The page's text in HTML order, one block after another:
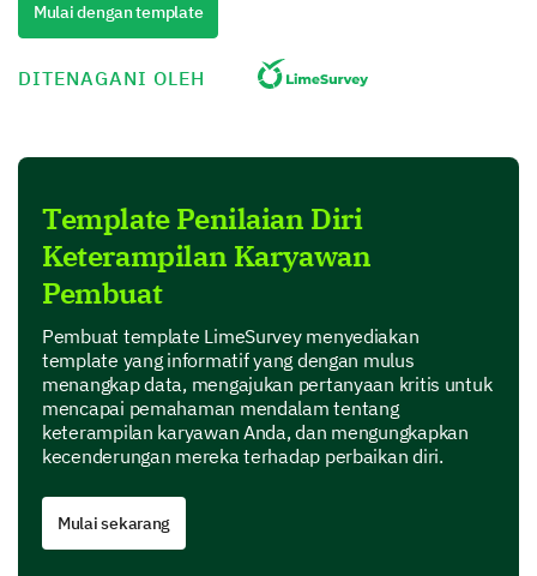
Manajemen Proyek
Mulai dengan template
DITENAGANI OLEH
Template Penilaian Diri
Keterampilan Karyawan
Pembuat
Pembuat template LimeSurvey menyediakan
template yang informatif yang dengan mulus
menangkap data, mengajukan pertanyaan kritis untuk
mencapai pemahaman mendalam tentang
keterampilan karyawan Anda, dan mengungkapkan
kecenderungan mereka terhadap perbaikan diri.
Mulai sekarang